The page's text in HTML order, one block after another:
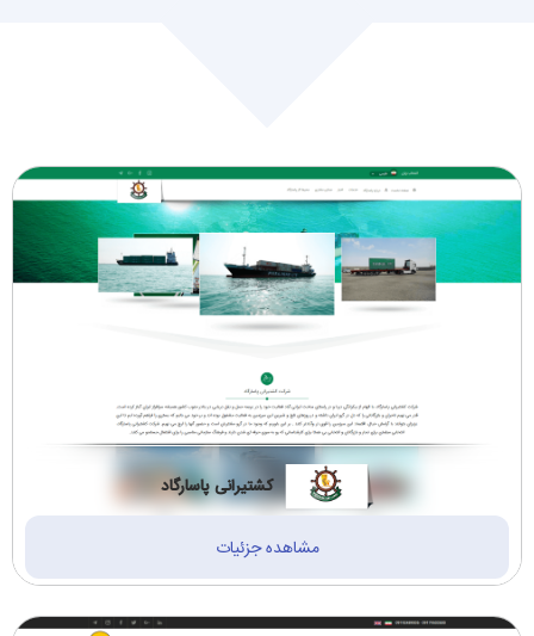
مجله (2)
کالای دیجیتال،موبایل و
تبلت (5)
بازرگانی (3)
تجهیزات و صنعتی
چاپ,انتشارات,تبلیغات
حمل و نقل و باربری
(6)
گردشگری تفریحی
وویزا (2)
کافی‌شاپ و رستوران
ماشین‌آلات صنعتی
ساختمانی پیمانکاری
دکوراسیون (14)
سازمان ها و دانشگاه
ها (1)
کشتیرانی پاسارگاد
مشاهده جزئیات